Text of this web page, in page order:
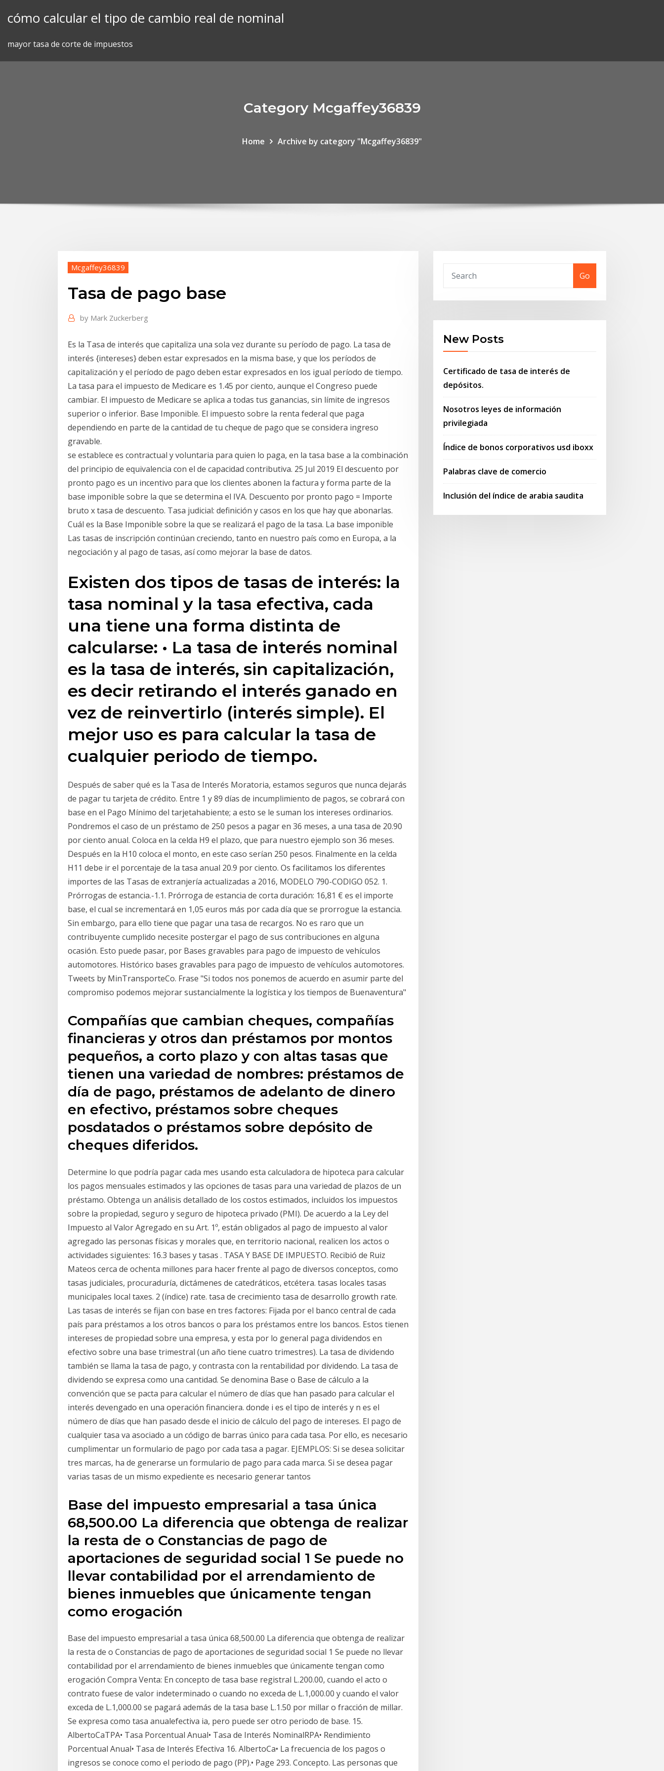
cómo calcular el tipo de cambio real de nominal
mayor tasa de corte de impuestos
Category Mcgaffey36839
Home Archive by category "Mcgaffey36839"
Mcgaffey36839
Tasa de pago base
by Mark Zuckerberg
Es la Tasa de interés que capitaliza una sola vez durante su período de pago. La tasa de
interés {intereses} deben estar expresados en la misma base, y que los períodos de
capitalización y el período de pago deben estar expresados en los igual período de tiempo.
La tasa para el impuesto de Medicare es 1.45 por ciento, aunque el Congreso puede
cambiar. El impuesto de Medicare se aplica a todas tus ganancias, sin límite de ingresos
superior o inferior. Base Imponible. El impuesto sobre la renta federal que paga
dependiendo en parte de la cantidad de tu cheque de pago que se considera ingreso
gravable.
se establece es contractual y voluntaria para quien lo paga, en la tasa base a la combinación
del principio de equivalencia con el de capacidad contributiva. 25 Jul 2019 El descuento por
pronto pago es un incentivo para que los clientes abonen la factura y forma parte de la
base imponible sobre la que se determina el IVA. Descuento por pronto pago = Importe
bruto x tasa de descuento. Tasa judicial: definición y casos en los que hay que abonarlas.
Cuál es la Base Imponible sobre la que se realizará el pago de la tasa. La base imponible
Las tasas de inscripción continúan creciendo, tanto en nuestro país como en Europa, a la
negociación y al pago de tasas, así como mejorar la base de datos.
Existen dos tipos de tasas de interés: la
tasa nominal y la tasa efectiva, cada
una tiene una forma distinta de
calcularse: • La tasa de interés nominal
es la tasa de interés, sin capitalización,
es decir retirando el interés ganado en
vez de reinvertirlo (interés simple). El
mejor uso es para calcular la tasa de
cualquier periodo de tiempo.
Después de saber qué es la Tasa de Interés Moratoria, estamos seguros que nunca dejarás
de pagar tu tarjeta de crédito. Entre 1 y 89 días de incumplimiento de pagos, se cobrará con
base en el Pago Mínimo del tarjetahabiente; a esto se le suman los intereses ordinarios.
Pondremos el caso de un préstamo de 250 pesos a pagar en 36 meses, a una tasa de 20.90
por ciento anual. Coloca en la celda H9 el plazo, que para nuestro ejemplo son 36 meses.
Después en la H10 coloca el monto, en este caso serían 250 pesos. Finalmente en la celda
H11 debe ir el porcentaje de la tasa anual 20.9 por ciento. Os facilitamos los diferentes
importes de las Tasas de extranjería actualizadas a 2016, MODELO 790-CODIGO 052. 1.
Prórrogas de estancia.-1.1. Prórroga de estancia de corta duración: 16,81 € es el importe
base, el cual se incrementará en 1,05 euros más por cada día que se prorrogue la estancia.
Sin embargo, para ello tiene que pagar una tasa de recargos. No es raro que un
contribuyente cumplido necesite postergar el pago de sus contribuciones en alguna
ocasión. Esto puede pasar, por Bases gravables para pago de impuesto de vehículos
automotores. Histórico bases gravables para pago de impuesto de vehículos automotores.
Tweets by MinTransporteCo. Frase "Si todos nos ponemos de acuerdo en asumir parte del
compromiso podemos mejorar sustancialmente la logística y los tiempos de Buenaventura"
Compañías que cambian cheques, compañías
financieras y otros dan préstamos por montos
pequeños, a corto plazo y con altas tasas que
tienen una variedad de nombres: préstamos de
día de pago, préstamos de adelanto de dinero
en efectivo, préstamos sobre cheques
posdatados o préstamos sobre depósito de
cheques diferidos.
Determine lo que podría pagar cada mes usando esta calculadora de hipoteca para calcular
los pagos mensuales estimados y las opciones de tasas para una variedad de plazos de un
préstamo. Obtenga un análisis detallado de los costos estimados, incluidos los impuestos
sobre la propiedad, seguro y seguro de hipoteca privado (PMI). De acuerdo a la Ley del
Impuesto al Valor Agregado en su Art. 1º, están obligados al pago de impuesto al valor
agregado las personas físicas y morales que, en territorio nacional, realicen los actos o
actividades siguientes: 16.3 bases y tasas . TASA Y BASE DE IMPUESTO. Recibió de Ruiz
Mateos cerca de ochenta millones para hacer frente al pago de diversos conceptos, como
tasas judiciales, procuraduría, dictámenes de catedráticos, etcétera. tasas locales tasas
municipales local taxes. 2 (índice) rate. tasa de crecimiento tasa de desarrollo growth rate.
Las tasas de interés se fijan con base en tres factores: Fijada por el banco central de cada
país para préstamos a los otros bancos o para los préstamos entre los bancos. Estos tienen
intereses de propiedad sobre una empresa, y esta por lo general paga dividendos en
efectivo sobre una base trimestral (un año tiene cuatro trimestres). La tasa de dividendo
también se llama la tasa de pago, y contrasta con la rentabilidad por dividendo. La tasa de
dividendo se expresa como una cantidad. Se denomina Base o Base de cálculo a la
convención que se pacta para calcular el número de días que han pasado para calcular el
interés devengado en una operación financiera. donde i es el tipo de interés y n es el
número de días que han pasado desde el inicio de cálculo del pago de intereses. El pago de
cualquier tasa va asociado a un código de barras único para cada tasa. Por ello, es necesario
cumplimentar un formulario de pago por cada tasa a pagar. EJEMPLOS: Si se desea solicitar
tres marcas, ha de generarse un formulario de pago para cada marca. Si se desea pagar
varias tasas de un mismo expediente es necesario generar tantos
Base del impuesto empresarial a tasa única
68,500.00 La diferencia que obtenga de realizar
la resta de o Constancias de pago de
aportaciones de seguridad social 1 Se puede no
llevar contabilidad por el arrendamiento de
bienes inmuebles que únicamente tengan
como erogación
Base del impuesto empresarial a tasa única 68,500.00 La diferencia que obtenga de realizar
la resta de o Constancias de pago de aportaciones de seguridad social 1 Se puede no llevar
contabilidad por el arrendamiento de bienes inmuebles que únicamente tengan como
erogación Compra Venta: En concepto de tasa base registral L.200.00, cuando el acto o
contrato fuese de valor indeterminado o cuando no exceda de L.1,000.00 y cuando el valor
exceda de L.1,000.00 se pagará además de la tasa base L.1.50 por millar o fracción de millar.
Se expresa como tasa anualefectiva ia, pero puede ser otro periodo de base. 15.
AlbertoCaTPA• Tasa Porcentual Anual• Tasa de Interés NominalRPA• Rendimiento
Porcentual Anual• Tasa de Interés Efectiva 16. AlbertoCa• La frecuencia de los pagos o
ingresos se conoce como el periodo de pago (PP).• Page 293. Concepto. Las personas que
Go
New Posts
Certificado de tasa de interés de
depósitos.
Nosotros leyes de información
privilegiada
Índice de bonos corporativos usd iboxx
Palabras clave de comercio
Inclusión del índice de arabia saudita